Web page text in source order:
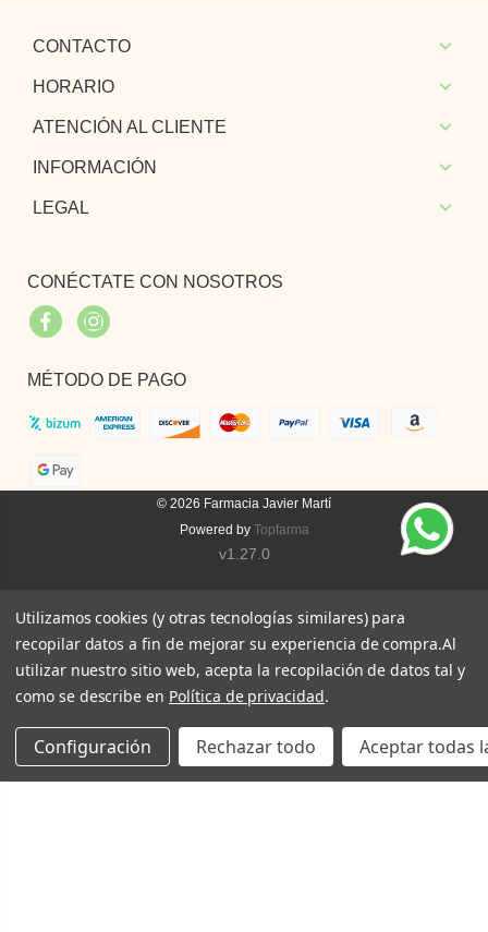
CONTACTO
HORARIO
ATENCIÓN AL CLIENTE
INFORMACIÓN
LEGAL
CONÉCTATE CON NOSOTROS
FacebookInstagram
MÉTODO DE PAGO
© 2026 Farmacia Javier Martí
Powered by Topfarma
v1.27.0
Utilizamos cookies (y otras tecnologías similares) para
recopilar datos a fin de mejorar su experiencia de compra.Al
utilizar nuestro sitio web, acepta la recopilación de datos tal y
como se describe en Política de privacidad.
Configuración Rechazar todo Aceptar todas